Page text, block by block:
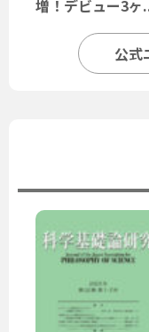
増！デビュー3ヶ
公式